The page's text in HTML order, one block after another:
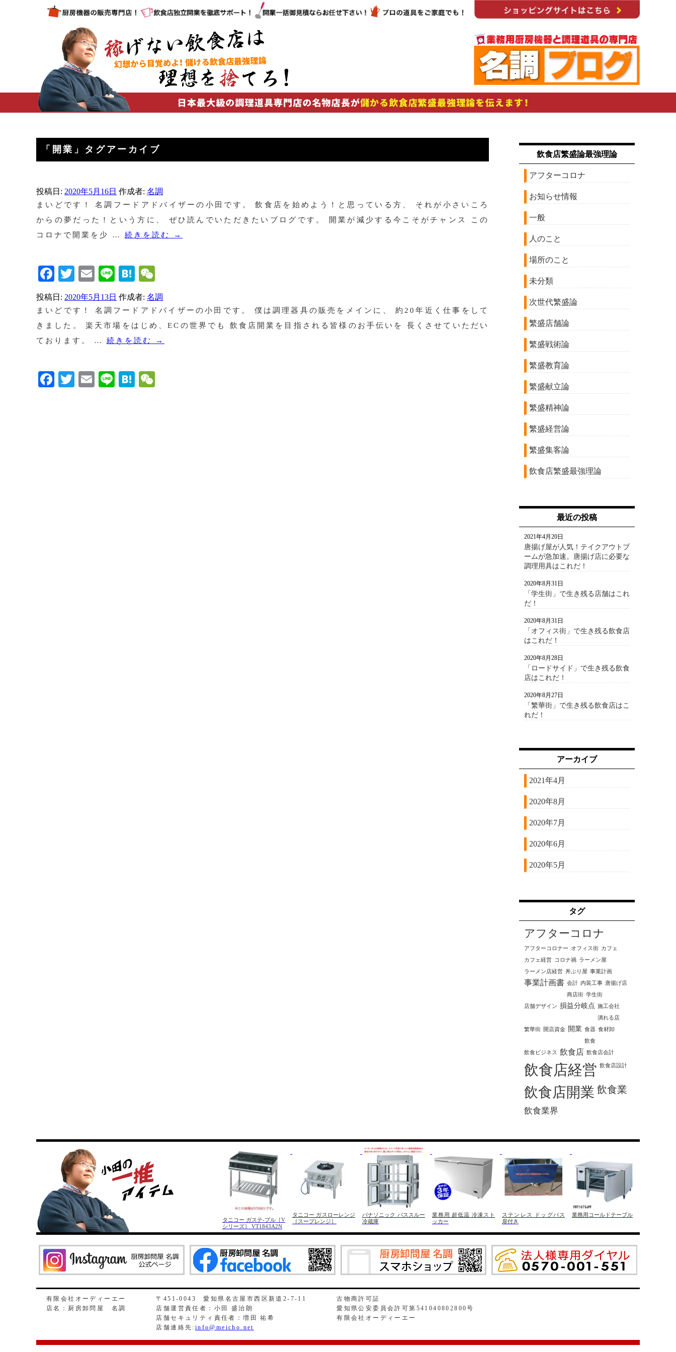
「 開業 」タグアーカイブ
投稿日: 2020年5月16日 作成者: 名調
まいどです！ 名調フードアドバイザーの小田です。 飲食店を始めよう！と思っている方、 それが小さいころ
からの夢だった！という方に、 ぜひ読んでいただきたいブログです。 開業が減少する今こそがチャンス この
コロナで開業を少 … 続きを読む →
Facebook
TwitterEmailLineHatena
投稿日: 2020年5月13日 作成者: 名調
まいどです！ 名調フードアドバイザーの小田です。 僕は調理器具の販売をメインに、 約20年近く仕事をして
きました。 楽天市場をはじめ、ECの世界でも 飲食店開業を目指される皆様のお手伝いを 長くさせていただい
ております。 … 続きを読む →
Facebook
TwitterEmailLineHatena
飲食店繁盛論最強理論
アフターコロナ
お知らせ情報
一般
人のこと
場所のこと
未分類
次世代繁盛論
繁盛店舗論
繁盛戦術論
繁盛教育論
繁盛献立論
繁盛精神論
繁盛経営論
繁盛集客論
飲食店繁盛最強理論
最近の投稿
唐揚げ屋が人気！テイクアウトブ
ームが急加速。唐揚げ店に必要な
調理用具はこれだ！
2021年4月20日
「学生街」で生き残る店舗はこれ
だ！
2020年8月31日
「オフィス街」で生き残る飲食店
はこれだ！
2020年8月31日
「ロードサイド」で生き残る飲食
店はこれだ！
2020年8月28日
「繁華街」で生き残る飲食店はこ
れだ！
2020年8月27日
アーカイブ
2021年4月
2020年8月
2020年7月
2020年6月
2020年5月
タグ
アフターコロナ
アフターコロナー オフィス街 カフェ
カフェ経営 コロナ禍 ラーメン屋
ラーメン店経営 丼ぶり屋 事業計画
事業計画書 会計 内装工事 唐揚げ店
商店街 学生街
店舗デザイン 損益分岐点 施工会社
潰れる店
繁華街 開店資金 開業 食器 食材卸
飲食
飲食ビジネス 飲食店 飲食店会計
飲食店経営 飲食店設計
飲食店開業 飲食業
飲食業界
タニコー ガステ-ブル［V
シリーズ］ VT1843A2N
タニコー ガスローレンジ
［スープレンジ］
パナソニック パススルー
冷蔵庫
業務用 超低温 冷凍スト
ッカー
ステンレス ドッグバス
扉付き
業務用コールドテーブル
有限会社オーディーエー
店名：厨房卸問屋 名調
〒451-0043 愛知県名古屋市西区新道2-7-11
店舗運営責任者：小田 盛治朗
店舗セキュリティ責任者：増田 祐希
店舗連絡先: info@meicho.net
古物商許可証
愛知県公安委員会許可第541040802800号
有限会社オーディーエー